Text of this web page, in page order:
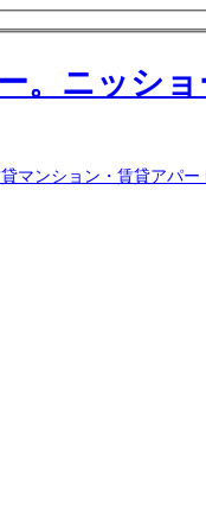
マンション・賃貸アパー